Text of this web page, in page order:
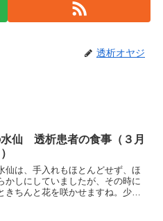
透析オヤジ
仙 透析患者の食事（３月
仙は、手入れもほとんどせず、ほ
かしにしていましたが、その時に
きちんと花を咲かせますね。少